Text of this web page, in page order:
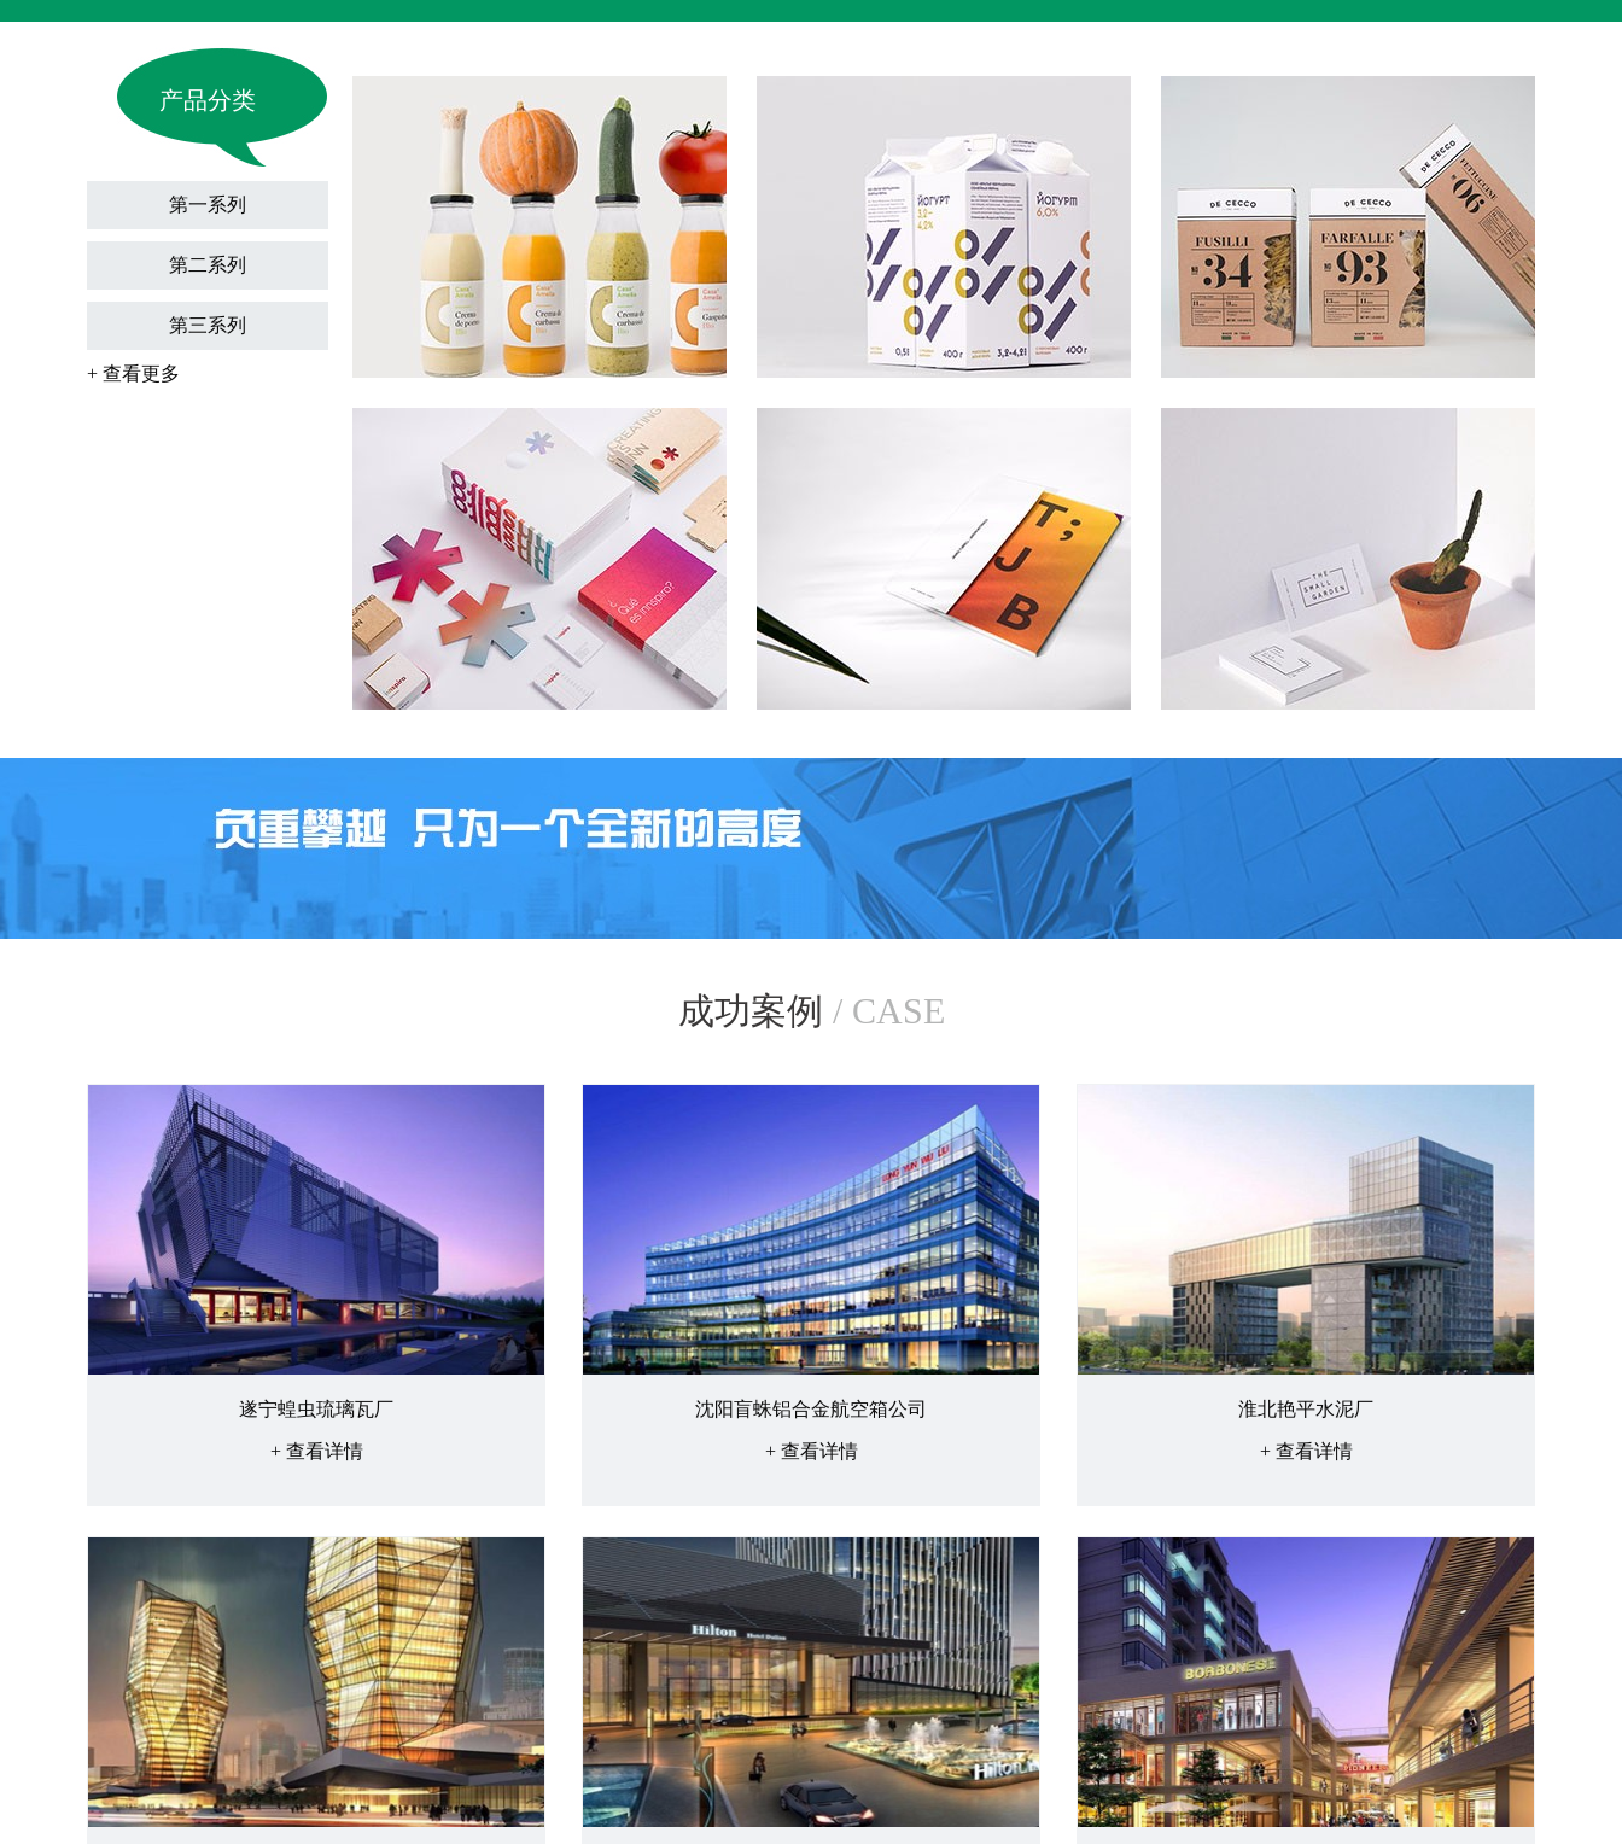
长葛湘楠铝合金门窗公司
产品分类
第一系列
第二系列
第三系列
+ 查看更多
成功案例 / CASE
遂宁蝗虫琉璃瓦厂
+ 查看详情
沈阳盲蛛铝合金航空箱公司
+ 查看详情
淮北艳平水泥厂
+ 查看详情